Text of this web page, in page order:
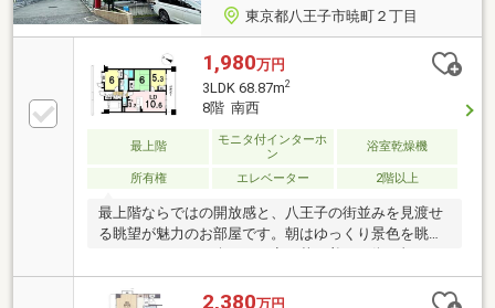
東京都八王子市暁町２丁目
1,980万円
3LDK 68.87m2
8階 南西
最上階
モニタ付インターホ
ン
浴室乾燥機
所有権 エレベーター 2階以上
最上階ならではの開放感と、八王子の街並みを見渡せ
る眺望が魅力のお部屋です。朝はゆっくり景色を眺め
眺めながら過ごす贅沢な時間。お子様が独立され、こ
れからはご夫婦でゆったりとした暮らしを楽しみたい
2,380万円